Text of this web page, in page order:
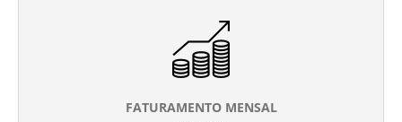
FATURAMENTO MENSAL